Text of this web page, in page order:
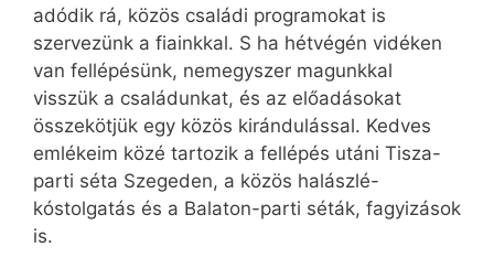
adódik rá, közös családi programokat is
szervezünk a fiainkkal. S ha hétvégén vidéken
van fellépésünk, nemegyszer magunkkal
visszük a családunkat, és az előadásokat
összekötjük egy közös kirándulással. Kedves
emlékeim közé tartozik a fellépés utáni Tisza-
parti séta Szegeden, a közös halászlé-
kóstolgatás és a Balaton-parti séták, fagyizások
is.